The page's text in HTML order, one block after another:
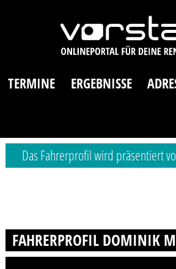
TERMINE ERGEBNISSE
Das Fahrerprofil wird präsentiert
FAHRERPROFIL DOMINIK